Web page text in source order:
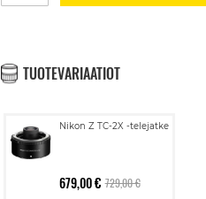
TUOTEVARIAATIOT
Nikon Z TC-2X -telejatke
679,00 € 729,00 €